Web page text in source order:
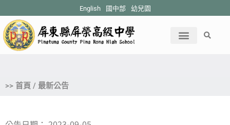
English 國中部 幼兒園
>> 首頁 / 最新公告